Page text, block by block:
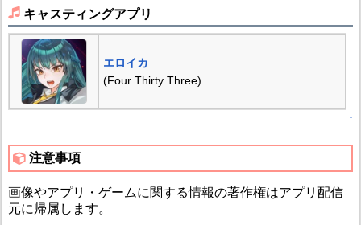
キャスティングアプリ
エロイカ
(Four Thirty Three)
↑
注意事項
画像やアプリ・ゲームに関する情報の著作権はアプリ配信
元に帰属します。